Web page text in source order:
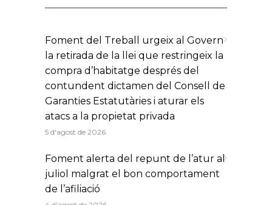
Foment del Treball urgeix al Govern
la retirada de la llei que restringeix la
compra d’habitatge després del
contundent dictamen del Consell de
Garanties Estatutàries i aturar els
atacs a la propietat privada
5 d'agost de 2026
Foment alerta del repunt de l’atur al
juliol malgrat el bon comportament
de l’afiliació